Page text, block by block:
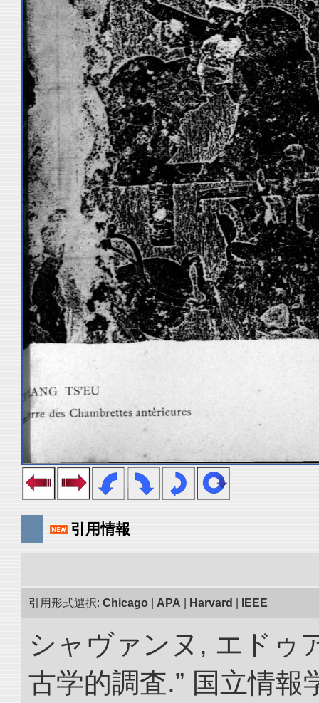
引用情報
引用形式選択: Chicago APA Harvard IEEE
シャヴァンヌ, エドゥ
古学的調査.” 国立情